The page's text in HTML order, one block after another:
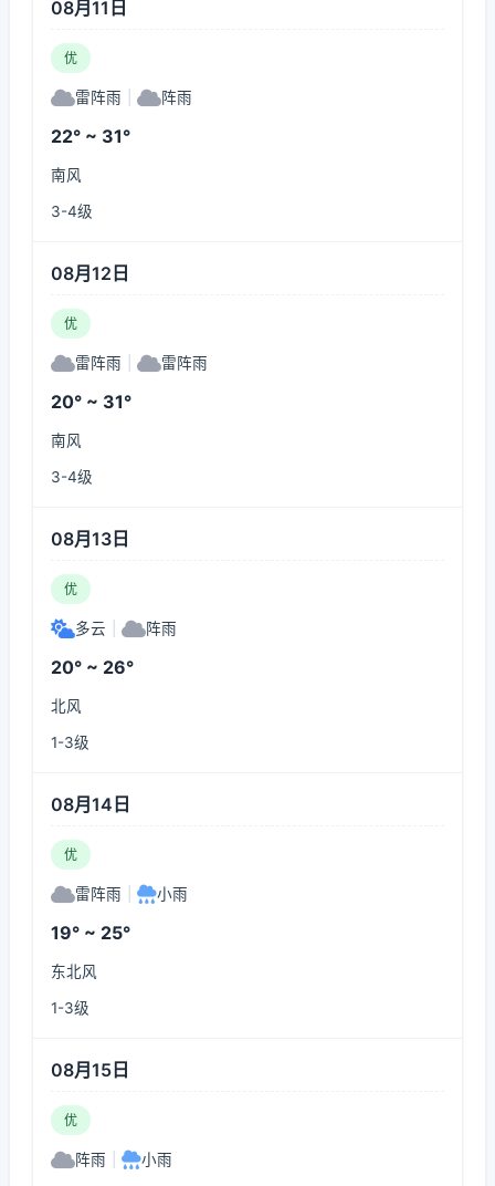
08月11日
优
雷阵雨 阵雨
22° ~ 31°
南风
3-4级
08月12日
优
雷阵雨 雷阵雨
20° ~ 31°
南风
3-4级
08月13日
优
多云 阵雨
20° ~ 26°
北风
1-3级
08月14日
优
雷阵雨 小雨
19° ~ 25°
东北风
1-3级
08月15日
优
阵雨 小雨